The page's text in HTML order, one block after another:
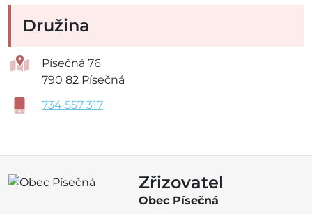
Družina
Písečná 76
790 82 Písečná
734 557 317
Zřizovatel
Obec Písečná